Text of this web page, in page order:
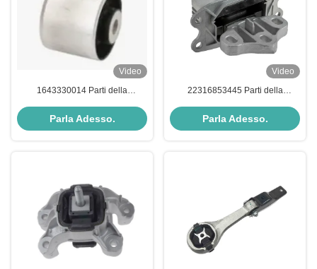
Video
1643330014 Parti della
trasmissione
Parla Adesso.
Video
22316853445 Parti della
trasmissione
Parla Adesso.